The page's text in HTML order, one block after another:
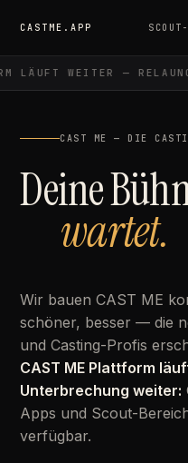
CASTME.APP
LÄUFT WEITER —
CAST ME — DIE
Deine
wartet.
Wir bauen CAST ME
schöner, besser — die
und Casting-Profis
CAST ME Plattform
Unterbrechung weiter:
Apps und Scout-
verfügbar.